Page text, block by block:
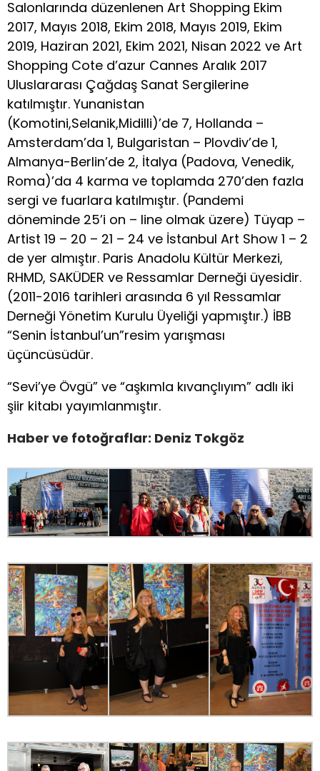
Salonlarında düzenlenen Art Shopping Ekim
2017, Mayıs 2018, Ekim 2018, Mayıs 2019, Ekim
2019, Haziran 2021, Ekim 2021, Nisan 2022 ve Art
Shopping Cote d’azur Cannes Aralık 2017
Uluslararası Çağdaş Sanat Sergilerine
katılmıştır. Yunanistan
(Komotini,Selanik,Midilli)’de 7, Hollanda –
Amsterdam’da 1, Bulgaristan – Plovdiv’de 1,
Almanya-Berlin’de 2, İtalya (Padova, Venedik,
Roma)’da 4 karma ve toplamda 270’den fazla
sergi ve fuarlara katılmıştır. (Pandemi
döneminde 25’i on – line olmak üzere) Tüyap –
Artist 19 – 20 – 21 – 24 ve İstanbul Art Show 1 – 2
de yer almıştır. Paris Anadolu Kültür Merkezi,
RHMD, SAKÜDER ve Ressamlar Derneği üyesidir.
(2011-2016 tarihleri arasında 6 yıl Ressamlar
Derneği Yönetim Kurulu Üyeliği yapmıştır.) İBB
“Senin İstanbul’un”resim yarışması
üçüncüsüdür.
“Sevi’ye Övgü” ve “aşkımla kıvançlıyım” adlı iki
şiir kitabı yayımlanmıştır.
Haber ve fotoğraflar: Deniz Tokgöz